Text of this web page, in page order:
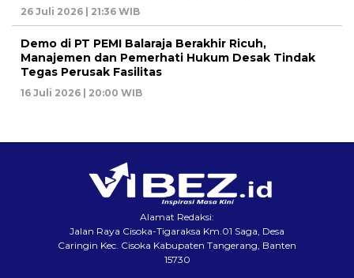
26 Juli 2026 | 21:36 WIB
Demo di PT PEMI Balaraja Berakhir Ricuh,
Manajemen dan Pemerhati Hukum Desak Tindak
Tegas Perusak Fasilitas
16 Juli 2026 | 20:00 WIB
Alamat Redaksi:
Jalan Raya Cisoka-Tigaraksa Km.01 Saga, Desa
Caringin Kec. Cisoka Kabupaten Tangerang, Banten
15730